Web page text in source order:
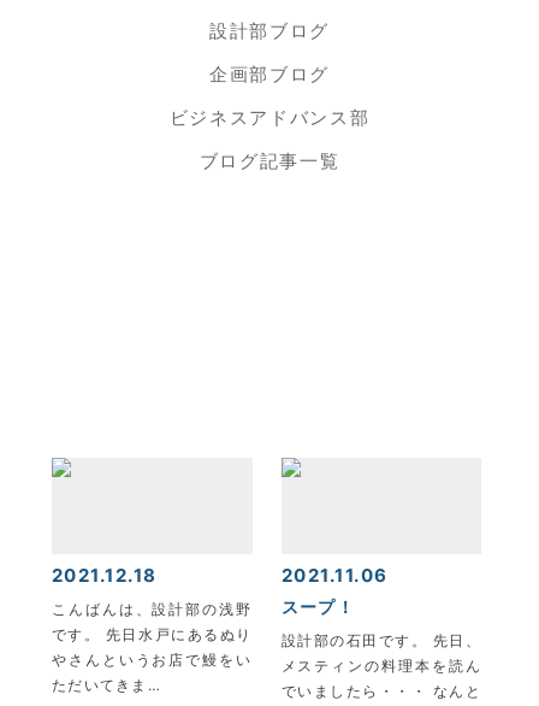
設計部ブログ
企画部ブログ
ビジネスアドバンス部
ブログ記事一覧
2021.12.18
こんばんは、設計部の浅野
です。 先日水戸にあるぬり
やさんというお店で鰻をい
ただいてきま…
2021.11.06
スープ！
設計部の石田です。 先日、
メスティンの料理本を読ん
でいましたら・・・ なんと